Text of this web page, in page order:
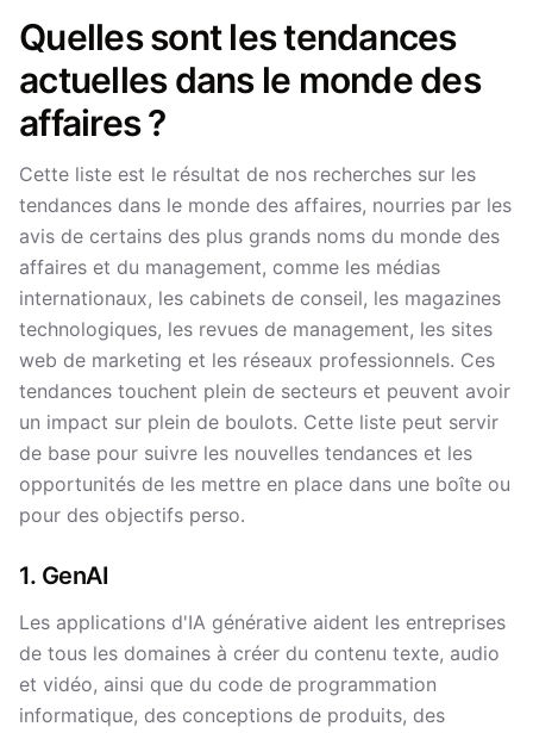
Quelles sont les tendances
actuelles dans le monde des
affaires ?
Cette liste est le résultat de nos recherches sur les
tendances dans le monde des affaires, nourries par les
avis de certains des plus grands noms du monde des
affaires et du management, comme les médias
internationaux, les cabinets de conseil, les magazines
technologiques, les revues de management, les sites
web de marketing et les réseaux professionnels. Ces
tendances touchent plein de secteurs et peuvent avoir
un impact sur plein de boulots. Cette liste peut servir
de base pour suivre les nouvelles tendances et les
opportunités de les mettre en place dans une boîte ou
pour des objectifs perso.
1. GenAI
Les applications d'IA générative aident les entreprises
de tous les domaines à créer du contenu texte, audio
et vidéo, ainsi que du code de programmation
informatique, des conceptions de produits, des